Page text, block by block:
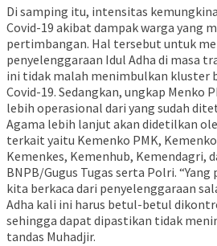
Di samping itu, intensitas
Covid-19 akibat dampak warga yang
pertimbangan. Hal tersebut untuk
penyelenggaraan Idul Adha di masa
ini tidak malah menimbulkan kluster
Covid-19. Sedangkan, ungkap Menko
lebih operasional dari yang sudah
Agama lebih lanjut akan didetilkan
terkait yaitu Kemenko PMK,
Kemenkes, Kemenhub, Kemendagri,
BNPB/Gugus Tugas serta Polri.
kita berkaca dari penyelenggaraan
Adha kali ini harus betul-betul
sehingga dapat dipastikan tidak
tandas Muhadjir.